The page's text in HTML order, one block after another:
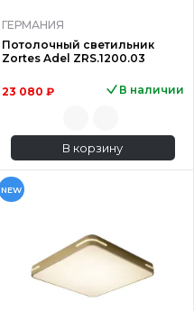
ГЕРМАНИЯ
Потолочный светильник
Zortes Adel ZRS.1200.03
23 080 ₽ В наличии
В корзину
NEW